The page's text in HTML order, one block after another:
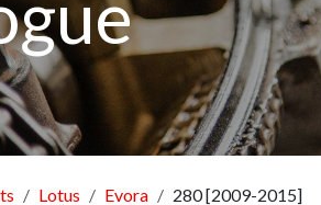
Lotus Evora 280 [2009-2015]